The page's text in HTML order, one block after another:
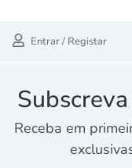
Entrar / Registar
Receba em